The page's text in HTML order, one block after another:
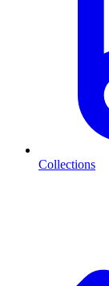
Collections